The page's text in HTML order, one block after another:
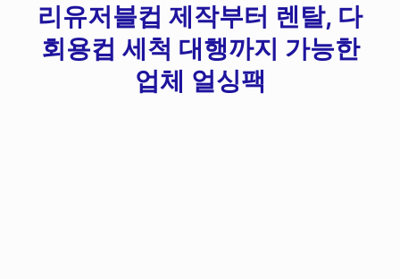
리유저블컵 제작부터 렌탈, 다
회용컵 세척 대행까지 가능한
업체 얼싱팩